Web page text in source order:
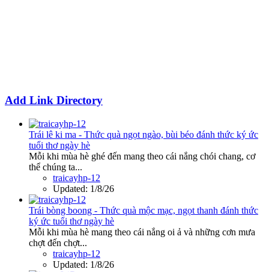
Add Link Directory
Trái lê ki ma - Thức quà ngọt ngào, bùi béo đánh thức ký ức
tuổi thơ ngày hè
Mỗi khi mùa hè ghé đến mang theo cái nắng chói chang, cơ
thể chúng ta...
traicayhp-12
Updated: 1/8/26
Trái bòng boong - Thức quà mộc mạc, ngọt thanh đánh thức
ký ức tuổi thơ ngày hè
Mỗi khi mùa hè mang theo cái nắng oi ả và những cơn mưa
chợt đến chợt...
traicayhp-12
Updated: 1/8/26